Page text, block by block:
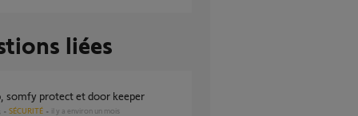
liées
somfy protect et door keeper
SÉCURITÉ il y a environ un mois